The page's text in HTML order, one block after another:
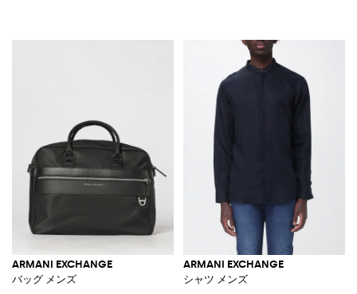
ARMANI EXCHANGE
バッグ メンズ
ARMANI EXCHANGE
シャツ メンズ